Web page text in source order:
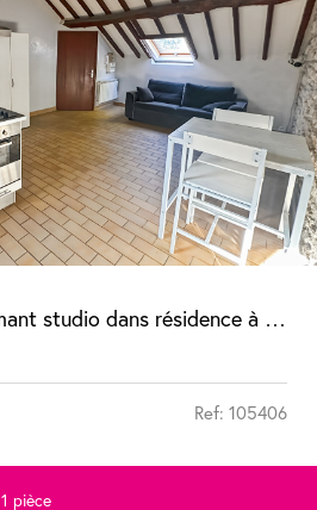
Triel Sur Seine Charmant studio dans résidence à faibles charges
Ref: 105406
1 pièce